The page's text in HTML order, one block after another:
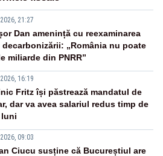
21:27
Dan amenință cu reexaminarea
decarbonizării: „România nu poate
miliarde din PNRR”
16:19
Fritz își păstrează mandatul de
dar va avea salariul redus timp de
luni
09:03
Ciucu susține că Bucureștiul are